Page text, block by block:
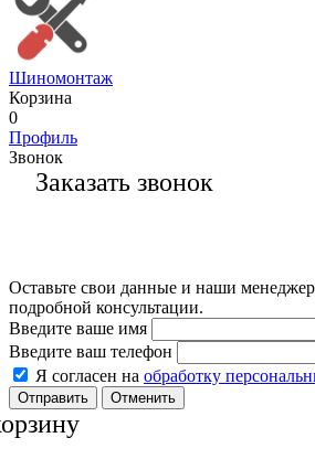
Шиномонтаж
Корзина
0
Профиль
Звонок
Заказать звонок
Оставьте свои данные и наши
подробной консультации.
Введите ваше имя
Введите ваш телефон
Я согласен на обработку
Отменить